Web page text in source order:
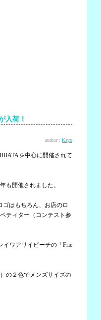
入荷！
author : Kayo
を中心に開催されて
も開催されました。
ゴはもちろん、お店のロ
ティター（コンテスト参
イワアリイビーチの「Frie
の２色でメンズサイズの